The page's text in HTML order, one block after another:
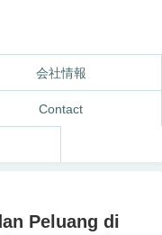
会社情報
Contact
Peluang di